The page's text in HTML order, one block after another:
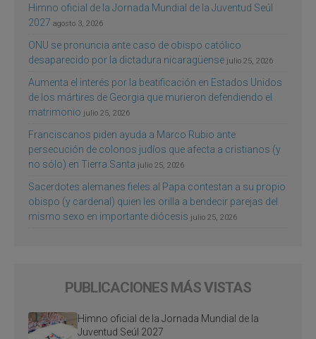
Himno oficial de la Jornada Mundial de la Juventud Seúl
2027 agosto 3, 2026
ONU se pronuncia ante caso de obispo católico
desaparecido por la dictadura nicaragüense julio 25, 2026
Aumenta el interés por la beatificación en Estados Unidos
de los mártires de Georgia que murieron defendiendo el
matrimonio julio 25, 2026
Franciscanos piden ayuda a Marco Rubio ante
persecución de colonos judíos que afecta a cristianos (y
no sólo) en Tierra Santa julio 25, 2026
Sacerdotes alemanes fieles al Papa contestan a su propio
obispo (y cardenal) quien les orilla a bendecir parejas del
mismo sexo en importante diócesis julio 25, 2026
PUBLICACIONES MÁS VISTAS
Himno oficial de la Jornada Mundial de la
Juventud Seúl 2027